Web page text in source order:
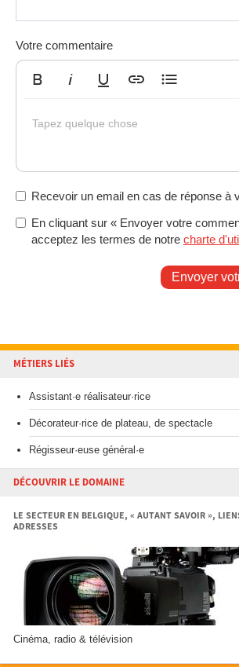
Votre commentaire
Tapez quelque chose
Recevoir un email en cas de réponse à
En cliquant sur « Envoyer votre
acceptez les termes de notre charte
Envoyer
MÉTIERS LIÉS
Assistant·e réalisateur·rice
Décorateur·rice de plateau, de spectacle
Régisseur·euse général·e
DÉCOUVRIR LE DOMAINE
LE SECTEUR EN BELGIQUE, « AUTANT SAVOIR »,
ADRESSES
Cinéma, radio & télévision